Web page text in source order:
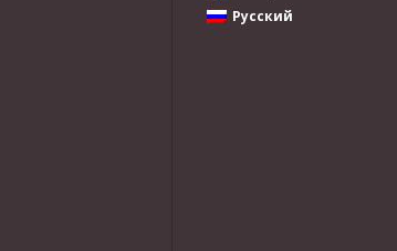
Русский